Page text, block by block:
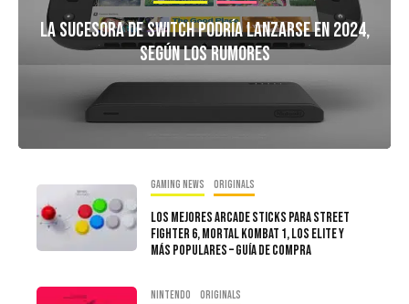
La Sucesora De Switch Podría Lanzarse En 2024,
Según Los Rumores
Gaming news Originals
Los Mejores Arcade Sticks para Street
Fighter 6, Mortal Kombat 1, Los Elite y
Más Populares – Guía de Compra
Nintendo Originals